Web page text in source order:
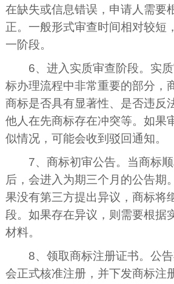
在缺失或信息错误，申请人需要
正。一般形式审查时间相对较短
一阶段。
6、进入实质审查阶段。实
标办理流程中非常重要的部分，
商标是否具有显著性、是否违反
他人在先商标存在冲突等。如果
似情况，可能会收到驳回通知。
7、商标初审公告。当商标
后，会进入为期三个月的公告期
果没有第三方提出异议，商标将
段。如果存在异议，则需要根据
材料。
8、领取商标注册证书。公
会正式核准注册，并下发商标注